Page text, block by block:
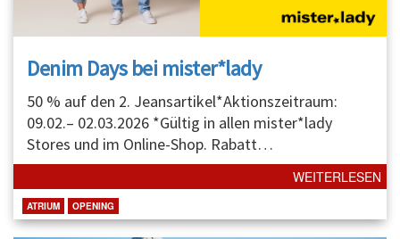
Denim Days bei mister*lady
50 % auf den 2. Jeansartikel*Aktionszeitraum:
09.02.– 02.03.2026 *Gültig in allen mister*lady
Stores und im Online-Shop. Rabatt…
WEITERLESEN
ATRIUM OPENING